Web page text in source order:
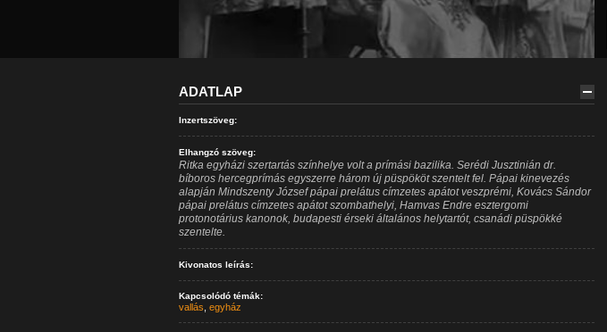
ADATLAP
Inzertszöveg:
Elhangzó szöveg:
Ritka egyházi szertartás színhelye volt a prímási bazilika. Serédi Jusztinián dr.
bíboros hercegprímás egyszerre három új püspököt szentelt fel. Pápai kinevezés
alapján Mindszenty József pápai prelátus címzetes apátot veszprémi, Kovács Sándor
pápai prelátus címzetes apátot szombathelyi, Hamvas Endre esztergomi
protonotárius kanonok, budapesti érseki általános helytartót, csanádi püspökké
szentelte.
Kivonatos leírás:
Kapcsolódó témák:
vallás egyház